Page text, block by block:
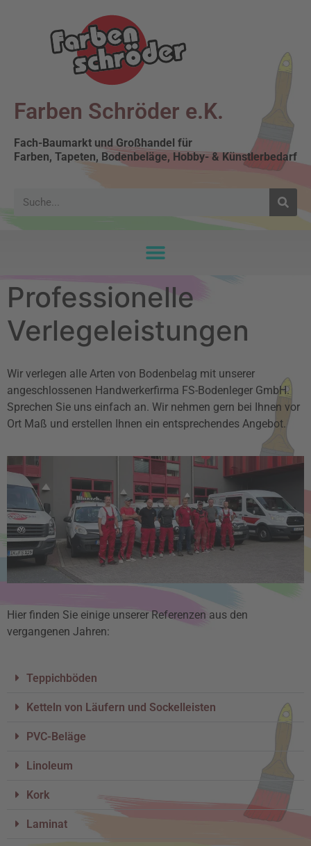
Farben Schröder e.K.
Fach-Baumarkt und Großhandel für
Farben, Tapeten, Bodenbeläge, Hobby- & Künstlerbedarf
Professionelle
Verlegeleistungen
Wir verlegen alle Arten von Bodenbelag mit unserer
angeschlossenen Handwerkerfirma FS-Bodenleger GmbH.
Sprechen Sie uns einfach an. Wir nehmen gern bei Ihnen vor
Ort Maß und erstellen Ihnen ein entsprechendes Angebot.
Hier finden Sie einige unserer Referenzen aus den
vergangenen Jahren:
Teppichböden
Ketteln von Läufern und Sockelleisten
PVC-Beläge
Linoleum
Kork
Laminat